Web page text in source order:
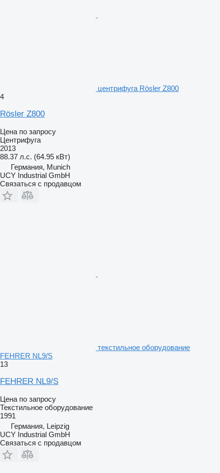
центрифуга Rösler Z800
4
Rösler Z800
Цена по запросу
Центрифуга
2013
88.37 л.с. (64.95 кВт)
Германия, Munich
UCY Industrial GmbH
Связаться с продавцом
текстильное оборудование
FEHRER NL9/S
13
FEHRER NL9/S
Цена по запросу
Текстильное оборудование
1991
Германия, Leipzig
UCY Industrial GmbH
Связаться с продавцом